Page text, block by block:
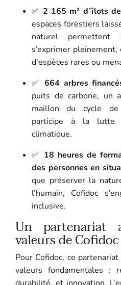
✅ 2 165 m² d’îlots
espaces forestiers
naturel
s’exprimer
d'espèces rares ou
✅664 arbres
puits de carbone, un
maillon du cycle de
participe à la lutte
climatique.
✅ 18 heures de
des personnes en
que préserver la
l’humain, Cofidoc
inclusive.
Un partenariat
valeurs de Cofidoc
Pour Cofidoc, ce
valeurs fondamentales :